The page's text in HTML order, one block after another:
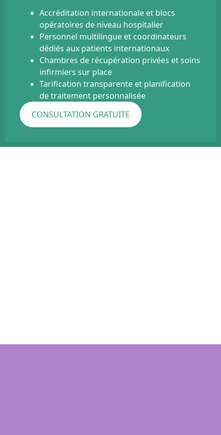
Accréditation internationale et blocs
opératoires de niveau hospitalier
Personnel multilingue et coordinateurs
dédiés aux patients internationaux
Chambres de récupération privées et soins
infirmiers sur place
Tarification transparente et planification
de traitement personnalisée
CONSULTATION GRATUITE